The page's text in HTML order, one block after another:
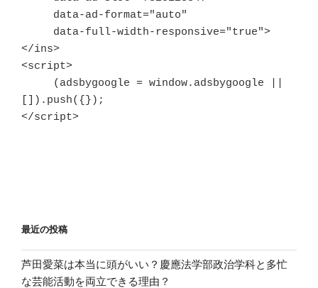
</ins>
<script>
[]).push({});
</script>
最近の投稿
芦田愛菜は本当に頭がいい？慶應法学部政治学科と多忙
な芸能活動を両立できる理由？